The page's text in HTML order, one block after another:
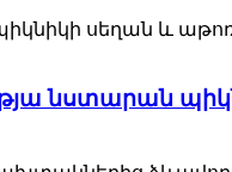
նստարան